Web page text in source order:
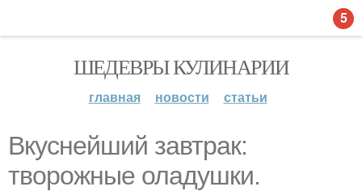
ШЕДЕВРЫ КУЛИНАРИИ
главная новости статьи
Вкуснейший завтрак:
творожные оладушки.
5